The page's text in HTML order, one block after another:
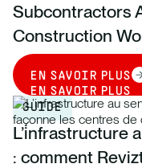
Subcontractors
Construction
EN SAVOIR PLUS
EN SAVOIR PLUS
GUIDE
L’infrastructure
: comment